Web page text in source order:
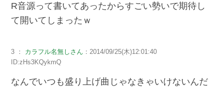
R音源って書いてあったからすごい勢いで期待し
て開いてしまったｗ
3 ： カラフル名無しさん ：2014/09/25(木)12:01:40
ID:zHs3KQykmQ
なんでいつも盛り上げ曲じゃなきゃいけないんだ